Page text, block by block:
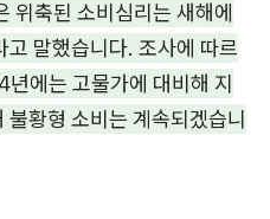
위축된 소비심리는 새해에
고 말했습니다. 조사에 따르
에는 고물가에 대비해 지
황형 소비는 계속되겠습니